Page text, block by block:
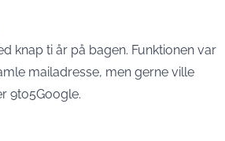
knap ti år på bagen. Funktionen var
mailadresse, men gerne ville
9to5Google.